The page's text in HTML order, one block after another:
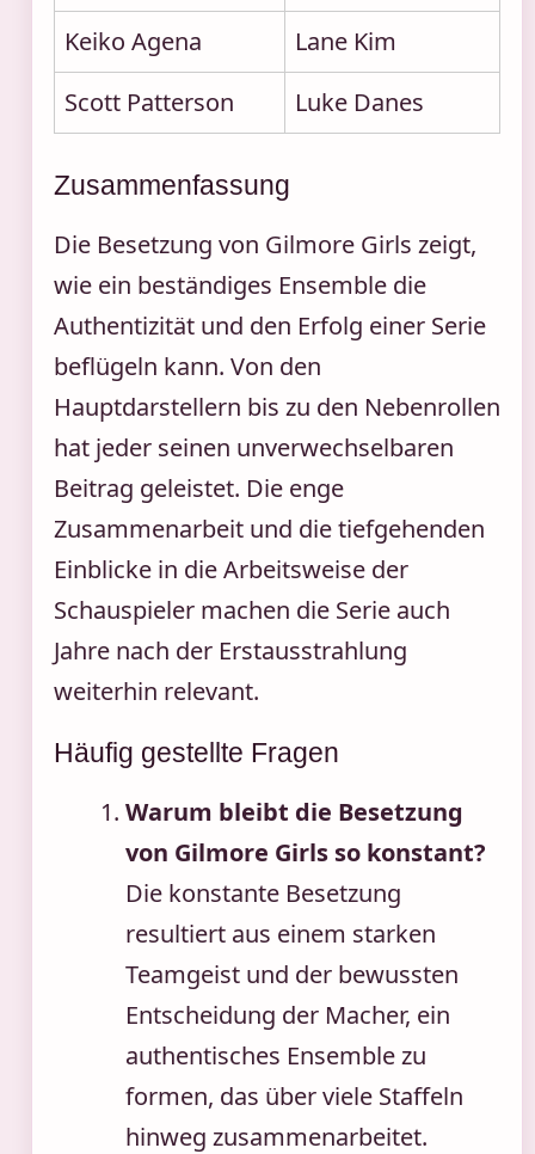
Keiko Agena
Lane Kim
Scott Patterson
Luke Danes
Zusammenfassung
Die Besetzung von Gilmore Girls zeigt,
wie ein beständiges Ensemble die
Authentizität und den Erfolg einer Serie
beflügeln kann. Von den
Hauptdarstellern bis zu den Nebenrollen
hat jeder seinen unverwechselbaren
Beitrag geleistet. Die enge
Zusammenarbeit und die tiefgehenden
Einblicke in die Arbeitsweise der
Schauspieler machen die Serie auch
Jahre nach der Erstausstrahlung
weiterhin relevant.
Häufig gestellte Fragen
Warum bleibt die Besetzung
von Gilmore Girls so konstant?
Die konstante Besetzung
resultiert aus einem starken
Teamgeist und der bewussten
Entscheidung der Macher, ein
authentisches Ensemble zu
formen, das über viele Staffeln
hinweg zusammenarbeitet.